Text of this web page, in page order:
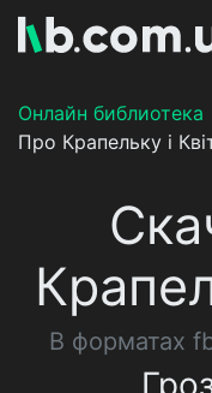
Онлайн библиотека
Про Крапельку і
В форматах